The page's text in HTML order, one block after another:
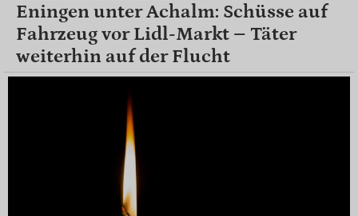
Eningen unter Achalm: Schüsse auf
Fahrzeug vor Lidl-Markt – Täter
weiterhin auf der Flucht